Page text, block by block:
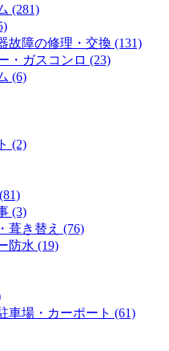
(281)
故障の修理・交換 (131)
・ガスコンロ (23)
(6)
(2)
(3)
葺き替え (76)
防水 (19)
車場・カーポート (61)